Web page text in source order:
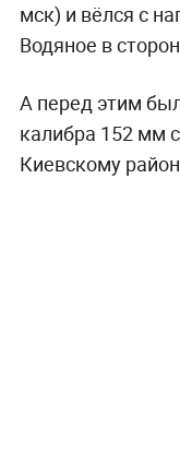
мск) и вёлся с
Водяное в
А перед этим
калибра 152 мм
Киевскому